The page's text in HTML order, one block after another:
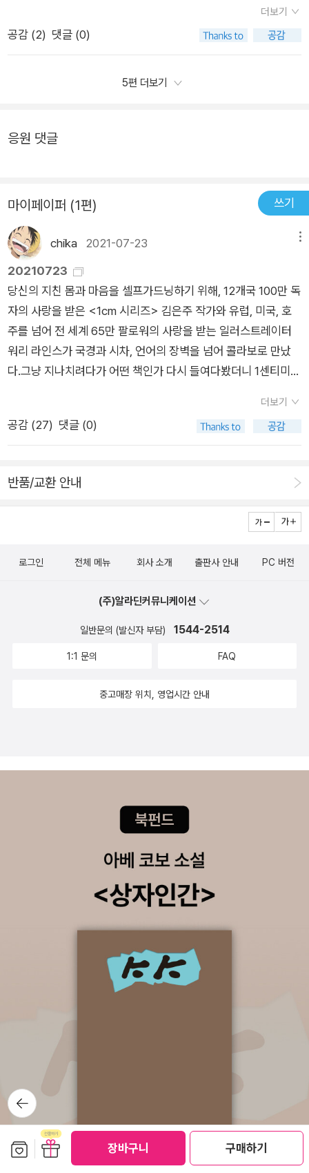
장바구니 구매하기
들은 관련 정보를 밝히라는 운동을 하게 되고 끝내 소련으로부터
독립을 하게 된다. 독립 열망은 도미노처럼 번져서 결국 소련이
지지 않은 채 원자력 발전소가 건설되고 그 과정에 일어난 많은
목숨을 지키기 위해 수없이 희생한 많은 영웅들의 이야기도 들려
다는 사실을 알고 있었음에도 방사능이 누출된 체르노빌로 가게
된다. 어찌되었던 고장난 발전소에는 사람이 들어가서 고칠수밖
에 없었기에 이들은 그야말로 목숨바쳐 임무를 완수했던 것이다.
책은 체르노빌 원자력 발전소 폭발 사건을 처음부터 끝까지 어떻
게 일어났고 어떤 영향을 끼치게 되었는지 그 전반에 대해서 생동
감있게 이야기하고 있다. 지은이가 직접 겪은 사실에 비밀에서 해
제된 기밀 문서를 물 흐르듯 잘 결합해서 역작으로 만들었다. 체
르노빌 사건의 전후는 이 책을 통해서 파악할 수 있을 정도로 입
체적이고 세밀하게 잘 그려졌다.핵은 핵폭탄만 무서운 것이 아니
라. 일상에서 같이 살아가고 있는 원자력 발전소가 잠재적인 무서
또 일어나지 말라는 법이 없다. 일단 사건이 일어나면 아무리 뛰
어난 정부라고 해도 속수무책이다. 사실 어쩌할 도리가 없다. 그
정도로 엄청난 파괴력을 갖고 있는 것이 원전이다. 지금 우리나라
있다. 찬성파라고 해서 원전의 위험함을 모르지는 않지만 대안이
없는 원전 축소에 반대하고 있는데 어느 정도는 일리가 있다. 이
미 고에너지 소비 사회가 되었는데 원자력을 쓰지 않고 전기를 어
는 현재와 미래를 위해서 없어져야 하겠지만 어떻게 없앨것인가
않다고 하는 사람들도 이 책을 보면 좋겠다. 원전이 잘못 되었을
때 어떠한 댓가를 치뤄야 하는지 이 책을 통해 생생하게 느낄 수
사고로 인해 우크라이나는 피해보상, 탈 원전 운동이 일어났고,
그 결과로 소련으로부터 독립했다. (당시 연방국중 2위) 그러나
체르노빌 피해보상과 원유가격 하락등으로인해 힘든 시기를 보
냈고, 체르노빌의 나머지 3기의 중지를 약속했지만, 당장 전기가
이 들었다. 쉽지 않았겠지. 먹고 사는 문제가 걸린 일이였을테
었다. 책을 통해 알았지만 당시 체르노빌 원전에서 가동중이던 전
체가 다 폭팔했다면, 지구의 생명체 자체가 사라졌을 것이라니...
읔.....국가적 재난상황이 발생한 원인과 그 이후의 수습과정을 우
리가 왜 눈 부릅뜨고 봐야하는지. 같은 사고가 반복되지 않으려면
어떻게 해야하는지를 이 책을 읽으며 다시 생각한다. 지금 우리의
편안함은 곧 우리 목숨이 담보인건 아닐까?!체르노빌에 대해 다
른 작가가 쓴 책에서 읽은 말이 이 책을 읽은 후에도 귓가를 맴돈
다. '나는 과거에 대한 책을 썼지만, 그것은 미래를 닮았다' - 스베
틀라나 알렉시예비치'본 도서는 출판사로부터 도서를 협찬받아
개인적인 감상으로 작성한 리뷰입니다'
체르노빌 원자력발전소 폭발사고는 국가의 무능함이 얼마나 큰
재앙을 불러올 수 있는지 알 수 있습니다. 또한 소시민들의 영웅
불러일으킨 대재앙을 영웅들의 작은 활동으로 막아내기에는 역
재앙이라는 측면과 반면에 재앙의 확산을 막기 위한 영웅적 개인
으로만 여겨서는 절대 안된다는 이야기를 우리에게 들려줍니다.
저자는 체르노빌 사고가 일어나게 된 원인은 여전히 현재에도 곳
곳에서 발견되고 있다는 섬뜩한 이야기를 하고 있는 것입니다. 그
런 의미에서 “체르노빌 히스토리”에서 저자가 접근하고 있는 방
식은 체르노빌 원자력발전소 폭발사고라는 대참사를 다룬 훌륭
한 서적인 “체르노빌의 목소리 (스베틀라나 알렉시예비치 著, 김
은혜 譯, 새잎, 원제 : Чернобыльская молитва)”, “체르노빌
생존 지침서 (케이트 브라운 著, 우동현 譯, 푸른역사, 원제 : Ma
nual for Survival: A Chernobyl Guide to the Future)”, “그
날 밤, 체르노빌 (애덤 히긴보덤 著, 김승진 譯, 이후, 원제 : Midn
lear Disaster)”과 같은 유사한 주제를 다른 관련 서적과는 매우
달라 신선하게 느껴집니다. 특히 이 책은 역사적 맥락에서 체르노
빌 사고를 이해하기 위해 원인과 과정, 그리고 결과까지 탐구하면
는 더욱 빛납니다. 체르노빌 원자력발전소 폭발사고의 결과누출
방사능양 : 약 5천만 퀴리 (530경 베크렐, 히로시마 원폭의 약 4
00배)피폭자수 : 약 83만명 (단, 방사능 확산에 따른 유럽 내 피
결정적 영향을 줌 (고르바초프 인터뷰)체르노빌 및 프리퍄트 지
자로 내에서 핵분열 중이며 현존하는 위협을 남아있음. 콘크리트
석관으로 덮어놨을 뿐….#체르노빌히스토리, #세르히플로히, #
허승철, #책과함께, #책과콩나무 ※ 출판사로부터 도서를 제공받
체르노빌 원자력 발전소는 총 4기의 원전을 가동하고 있었고 사
고가 난 4호기는 1983년에 완공된 RBMK형 원자로였다. 일반
연을 감속재, 경수를 냉각재로 사용한다. (감속재,냉각재의 뜻은
다는 단점이 있는데 이는 체르노빌 사고의 요인이 되었다.사고는
25일 시험 준비 중 운전 미숙으로 열출력이 30MW 정도로 떨어
치 이하의 제어봉만 남게 되었다.26일 새벽 냉각수 유량이 증가
해 증기압이 감소하자 관계자는 저증기압 신호에 의한 원자로 정
지를 막기 위해 자동 정지 기능을 차단했다. 이 상태로 실험은 계
속됐고 외부전원 대신 터빈 전력이 공급되자 전력 부족으로 냉각
수 펌프 회전이 줄면서 유량이 감소했다. 그 결과 온도가 상승하
며 수증기가 대량으로 발생했으며, 결국 원자로 출력 폭주가 일어
나면서 높은 증기압으로 첫 번째 폭발이 일어났다. 연이어 핵연료
와 감속재의 화학 반응으로 인한 두 번째 폭발이 발생했다.이 폭
발로 4호기 노심과 원자로 건물 지붕이 파괴되고 화재가 발생해
고온·고방사능의 핵연료와 흑연 파편이 공중으로 치솟았다. 약 1
부 지역이 심하게 오염됐으며 작은 입자들은 중부 유럽까지 바람
붕소와 납, 진흙과 모래 등을 투하하는 방식으로 화재를 진압하고
물로 4호기 잔해를 둘러싸는 공사를 진행해 11월경 완료했다.소
one)으로 지정하고 주민들을 대피시켰다. 5월 중순까지 약 11만
역(SCZ)에 거주하던 사람은 약 40만 명, 37킬로베크럴 이상 오
전소 위로 흑연이 공기에 산화되며 푸른빛의 빛 기둥을 만들었는
대피 시킨다.체르노빌 원전사고로 죽은 사망자는 지금까지 공식
련 정부는 사고 후 1년까지(1987년) 공식적인 사망자가 31명이
라고 발표 했기 때문에.. 그 후 공식적인 집계가 없다는 뜻이다.
구 소련이 해체되고 우크라이나, 벨라루스 에서 암 발병율이 급속
들이 받게 된다는게 정말 슬픈 일이 아닐수 없다.마지막으로 이
책의 특징은 대하소설 처럼 흥미진지해서 한번 손에 잡으면 끝까
류는 체르노빌에서 미래의 교훈을 이 책으로 배워 보면 어떨까.#
원자력안전 #역사 #책과함께
더보기
공감 (2) 댓글 (0)
5편 더보기
응원 댓글
마이페이퍼 (1편) 쓰기
chika 2021-07-23
20210723
당신의 지친 몸과 마음을 셀프가드닝하기 위해, 12개국 100만 독
자의 사랑을 받은 <1cm 시리즈> 김은주 작가와 유럽, 미국, 호
주를 넘어 전 세계 65만 팔로워의 사랑을 받는 일러스트레이터
워리 라인스가 국경과 시차, 언어의 장벽을 넘어 콜라보로 만났
다.그냥 지나치려다가 어떤 책인가 다시 들여다봤더니 1센티미터
닝과 은유가 담긴 삶의 이야기가 참 좋을 것 같은데 그림도 좋고.
여름은 장르소설의 계절인데 내눈에만 안보이는걸까? 아니면 예
소용인가...하게 되기도 하고. 그냥 그렇네. '파괴의 역사에서 굳건
히 살아남은 건축물은 '생존자'로 마땅히 불려야 한다'건축은 어
떻게 전쟁을 기억하는가,책을 읽고 싶기는 했는데. 관광명소로만
근데 이번호 시사인은 신간소개보다 검찰과거사 사건의 진상규
차관 성접대 의혹 사건,이라 되어있는 커버스토리가 더 관심간다.
이건 집에 들고가서 읽어봐야겠다. 반듯한 정원을 가꾸는 장점도
있지만 베란다라서 더 밀접하게 느낄 수 있는 식물의 세계도 있
엇이고 식물과 함께;하는 삶이 주는 충만감이란 무엇인지 알려준
다보는 재미를 느껴야하는데 옧상으로 올려버리면 물 주러 가거
었으면, 하는 생가은 욕심일지. 뭐 아무튼. 체르노빌 히스토리는
이미 읽은 책이라 더 반갑. 시선으로 사람을 죽일 수 있다면.'전 해
야 할 말을 했다고 생각해요. 불편함이라, 그건 제 몫이 아니에
요.''이런 질문이 적절한지는잘 모르겠지만'이라고 운을 뗀 질문은
'자신의 작업이 누군가에게는 불편할 수도 있다는생각은 안 해보
셨나요?'라고 끝맺는다. '아니요, 단 한번도' 라고 단호하게 입을
연 이정식 작가는 '불편함은 듣는 사람들의 몫이라고 생각행. 혹
은 듣지 않는 자들의 몫이거나'라고 대답한다. HIV감염인 당사자
인 이정식 작가는 '죽어서도 이름을 밝힐 수 없어 김무명이 된 남
자'의 이야기를 지금 이 순간에;도 김무명일 수밖에 없는 사람들
게 생애 마지막 임무가 주어지고, 왕년의 동료들과 함께 시간을
거스르는 기이한 여정에 나서는 내용의 장편소설. 지나간 시대의
인물둘이 지금의 누추한 현실 탓에 자꾸만 예상치 못한 방향으로
나아가는 모습을 그린다. 펀 오브 잇. 여성 최초로 대서양 횡단
더보기
공감 (27) 댓글 (0)
반품/교환 안내
뒤로가
기
로그인 전체 메뉴 회사 소개 출판사 안내 PC 버전
(주)알라딘커뮤니케이션
일반문의 (발신자 부담) 1544-2514
1:1 문의 FAQ
중고매장 위치, 영업시간 안내